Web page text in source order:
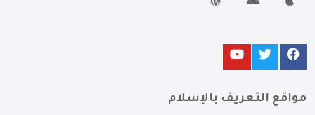
مواقع التعريف بالإسلام